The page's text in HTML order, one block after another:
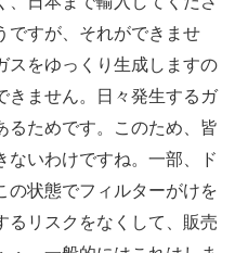
ですが、それができませ
スをゆっくり生成しますの
きません。日々発生するガ
るためです。このため、皆
ないわけですね。一部、ド
の状態でフィルターがけを
るリスクをなくして、販売